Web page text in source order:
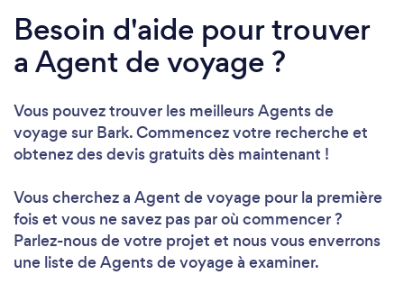
Besoin d'aide pour trouver
a Agent de voyage ?
Vous pouvez trouver les meilleurs Agents de
voyage sur Bark. Commencez votre recherche et
obtenez des devis gratuits dès maintenant !
Vous cherchez a Agent de voyage pour la première
fois et vous ne savez pas par où commencer ?
Parlez-nous de votre projet et nous vous enverrons
une liste de Agents de voyage à examiner.